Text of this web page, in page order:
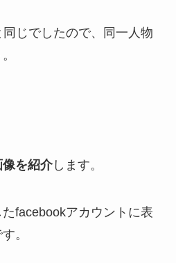
じでしたので、同一人物
像を紹介します。
facebookアカウントに表
。